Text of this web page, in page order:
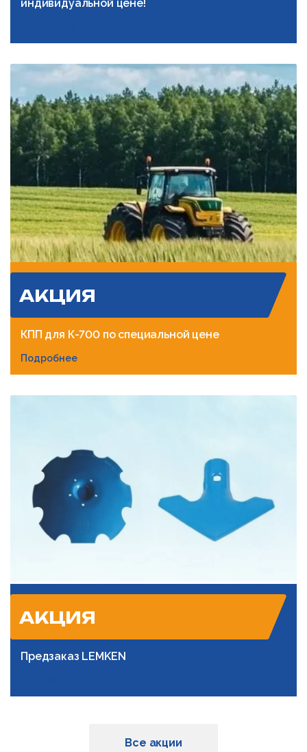
индивидуальной цене!
АКЦИЯ
КПП для К-700 по специальной цене
Подробнее
АКЦИЯ
Предзаказ LEMKEN
Все акции